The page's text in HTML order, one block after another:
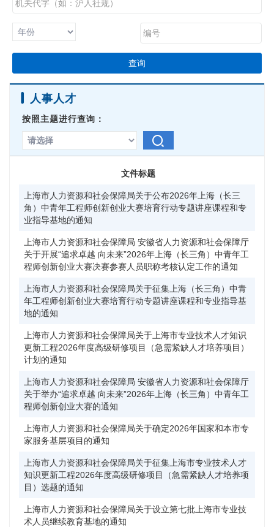
查询
人事人才
按照主题进行查询：
文件标题
上海市人力资源和社会保障局关于公布2026年上海（长三
角）中青年工程师创新创业大赛培育行动专题讲座课程和专
业指导基地的通知
上海市人力资源和社会保障局 安徽省人力资源和社会保障厅
关于开展“追求卓越 向未来”2026年上海（长三角）中青年工
程师创新创业大赛决赛参赛人员职称考核认定工作的通知
上海市人力资源和社会保障局关于征集上海（长三角）中青
年工程师创新创业大赛培育行动专题讲座课程和专业指导基
地的通知
上海市人力资源和社会保障局关于上海市专业技术人才知识
更新工程2026年度高级研修项目（急需紧缺人才培养项目）
计划的通知
上海市人力资源和社会保障局 安徽省人力资源和社会保障厅
关于举办“追求卓越 向未来”2026年上海（长三角）中青年工
程师创新创业大赛的通知
上海市人力资源和社会保障局关于确定2026年国家和本市专
家服务基层项目的通知
上海市人力资源和社会保障局关于征集上海市专业技术人才
知识更新工程2026年度高级研修项目（急需紧缺人才培养项
目）选题的通知
上海市人力资源和社会保障局关于设立第七批上海市专业技
术人员继续教育基地的通知